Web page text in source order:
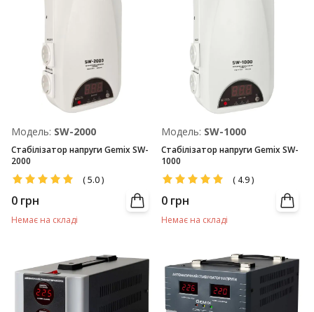
Модель: SW-2000
Стабілізатор напруги Gemix SW-
2000
(5.0)
0 грн
Немає на складі
Модель: SW-1000
Стабілізатор напруги Gemix SW-
1000
( 4.9)
0 грн
Немає на складі